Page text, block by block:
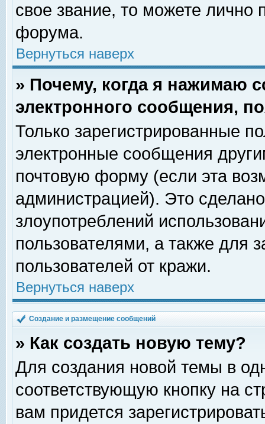
свое звание, то можете лично
форума.
Вернуться наверх
» Почему, когда я нажимаю
электронного сообщения,
Только зарегистрированные
электронные сообщения
почтовую форму (если эта
администрацией). Это
злоупотреблений
пользователями, а также для
пользователей от кражи.
Вернуться наверх
Создание и размещение сообщений
» Как создать новую тему?
Для создания новой темы в
соответствующую кнопку на
вам придется